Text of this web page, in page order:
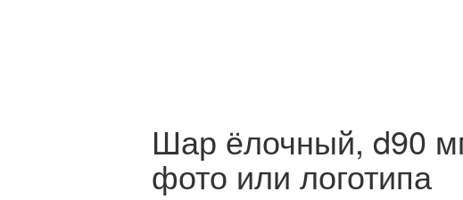
Шар ёлочный, d90
фото или логотипа